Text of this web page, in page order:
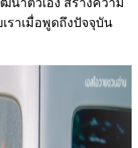
นาตัวเอง สร้างความ
ราเมื่อพูดถึงปัจจุบัน